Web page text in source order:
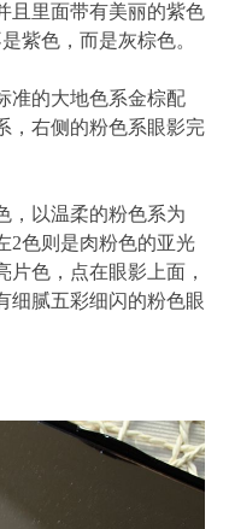
且里面带有美丽的紫色
紫色，而是灰棕色。
准的大地色系金棕配
，右侧的粉色系眼影完
，以温柔的粉色系为
2色则是肉粉色的亚光
色，点在眼影上面，
细腻五彩细闪的粉色眼